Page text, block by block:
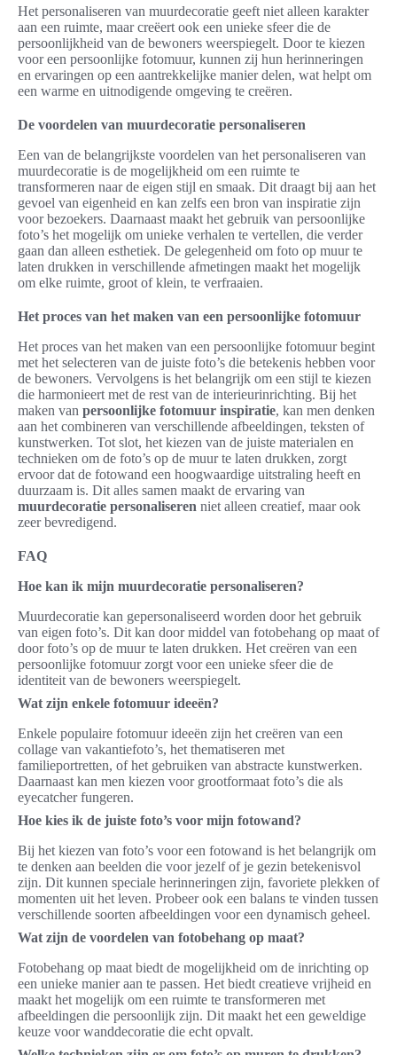
Het personaliseren van muurdecoratie geeft niet alleen karakter
aan een ruimte, maar creëert ook een unieke sfeer die de
persoonlijkheid van de bewoners weerspiegelt. Door te kiezen
voor een persoonlijke fotomuur, kunnen zij hun herinneringen
en ervaringen op een aantrekkelijke manier delen, wat helpt om
een warme en uitnodigende omgeving te creëren.
De voordelen van muurdecoratie personaliseren
Een van de belangrijkste voordelen van het personaliseren van
muurdecoratie is de mogelijkheid om een ruimte te
transformeren naar de eigen stijl en smaak. Dit draagt bij aan het
gevoel van eigenheid en kan zelfs een bron van inspiratie zijn
voor bezoekers. Daarnaast maakt het gebruik van persoonlijke
foto’s het mogelijk om unieke verhalen te vertellen, die verder
gaan dan alleen esthetiek. De gelegenheid om foto op muur te
laten drukken in verschillende afmetingen maakt het mogelijk
om elke ruimte, groot of klein, te verfraaien.
Het proces van het maken van een persoonlijke fotomuur
Het proces van het maken van een persoonlijke fotomuur begint
met het selecteren van de juiste foto’s die betekenis hebben voor
de bewoners. Vervolgens is het belangrijk om een stijl te kiezen
die harmonieert met de rest van de interieurinrichting. Bij het
maken van persoonlijke fotomuur inspiratie, kan men denken
aan het combineren van verschillende afbeeldingen, teksten of
kunstwerken. Tot slot, het kiezen van de juiste materialen en
technieken om de foto’s op de muur te laten drukken, zorgt
ervoor dat de fotowand een hoogwaardige uitstraling heeft en
duurzaam is. Dit alles samen maakt de ervaring van
muurdecoratie personaliseren niet alleen creatief, maar ook
zeer bevredigend.
FAQ
Hoe kan ik mijn muurdecoratie personaliseren?
Muurdecoratie kan gepersonaliseerd worden door het gebruik
van eigen foto’s. Dit kan door middel van fotobehang op maat of
door foto’s op de muur te laten drukken. Het creëren van een
persoonlijke fotomuur zorgt voor een unieke sfeer die de
identiteit van de bewoners weerspiegelt.
Wat zijn enkele fotomuur ideeën?
Enkele populaire fotomuur ideeën zijn het creëren van een
collage van vakantiefoto’s, het thematiseren met
familieportretten, of het gebruiken van abstracte kunstwerken.
Daarnaast kan men kiezen voor grootformaat foto’s die als
eyecatcher fungeren.
Hoe kies ik de juiste foto’s voor mijn fotowand?
Bij het kiezen van foto’s voor een fotowand is het belangrijk om
te denken aan beelden die voor jezelf of je gezin betekenisvol
zijn. Dit kunnen speciale herinneringen zijn, favoriete plekken of
momenten uit het leven. Probeer ook een balans te vinden tussen
verschillende soorten afbeeldingen voor een dynamisch geheel.
Wat zijn de voordelen van fotobehang op maat?
Fotobehang op maat biedt de mogelijkheid om de inrichting op
een unieke manier aan te passen. Het biedt creatieve vrijheid en
maakt het mogelijk om een ruimte te transformeren met
afbeeldingen die persoonlijk zijn. Dit maakt het een geweldige
keuze voor wanddecoratie die echt opvalt.